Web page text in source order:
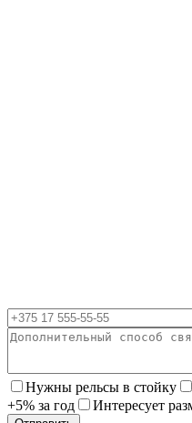
Нужны рельсы в стойку
+5% за год
Интересует